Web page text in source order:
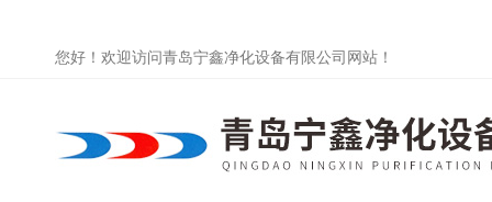
您好！欢迎访问青岛宁鑫净化设备有限公司网站！